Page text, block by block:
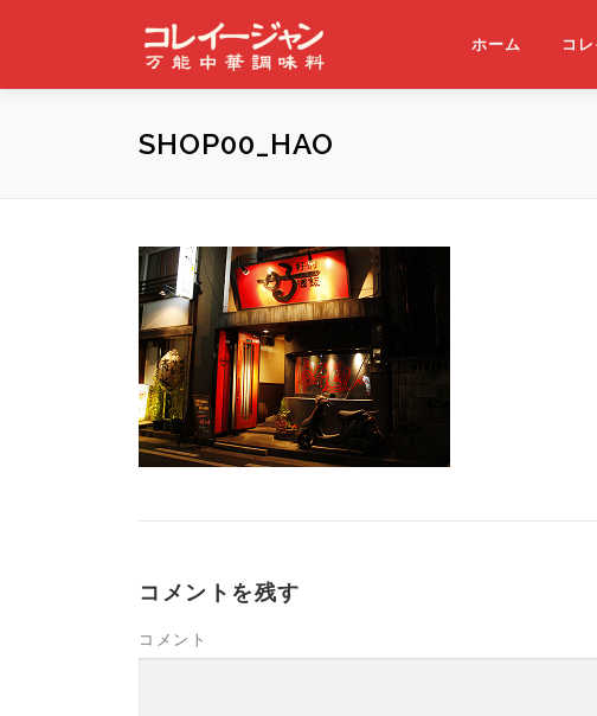
ホーム コ
SHOP00_HAO
コメントを残す
コメント